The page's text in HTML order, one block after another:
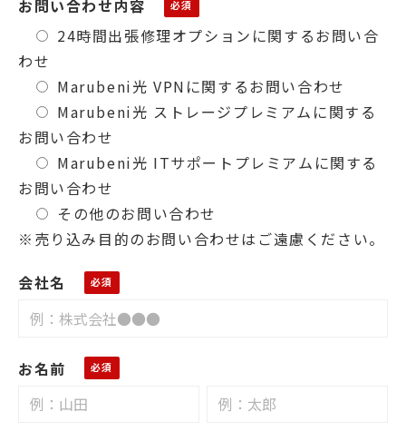
お問い合わせ内容
24時間出張修理オプションに関するお問い合
わせ
Marubeni光 VPNに関するお問い合わせ
Marubeni光 ストレージプレミアムに関する
お問い合わせ
Marubeni光 ITサポートプレミアムに関する
お問い合わせ
その他のお問い合わせ
※売り込み目的のお問い合わせはご遠慮ください。
会社名
お名前